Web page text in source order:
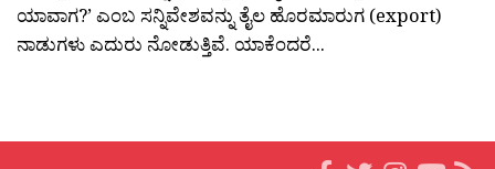
ಯಾವಾಗ?’ ಎಂಬ ಸನ್ನಿವೇಶವನ್ನು ತೈಲ ಹೊರಮಾರುಗ (export)
ನಾಡುಗಳು ಎದುರು ನೋಡುತ್ತಿವೆ. ಯಾಕೆಂದರೆ...